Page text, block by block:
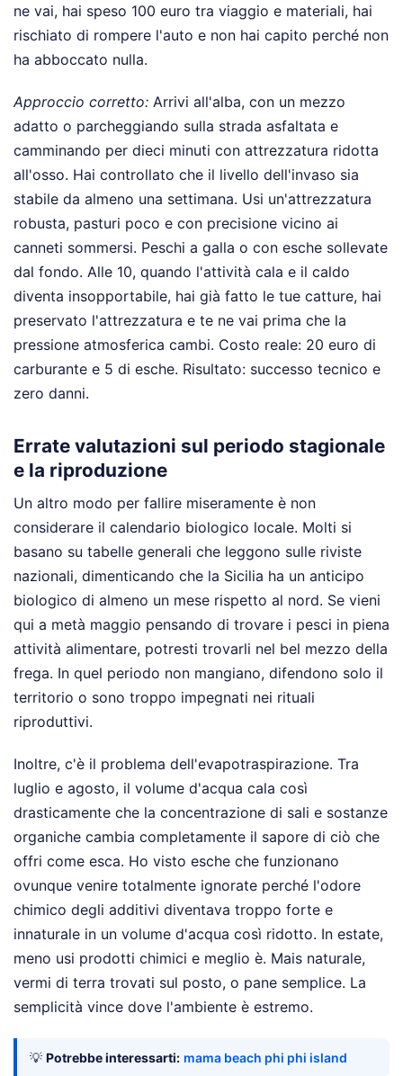
ne vai, hai speso 100 euro tra viaggio e materiali, hai
rischiato di rompere l'auto e non hai capito perché non
ha abboccato nulla.
Approccio corretto: Arrivi all'alba, con un mezzo
adatto o parcheggiando sulla strada asfaltata e
camminando per dieci minuti con attrezzatura ridotta
all'osso. Hai controllato che il livello dell'invaso sia
stabile da almeno una settimana. Usi un'attrezzatura
robusta, pasturi poco e con precisione vicino ai
canneti sommersi. Peschi a galla o con esche sollevate
dal fondo. Alle 10, quando l'attività cala e il caldo
diventa insopportabile, hai già fatto le tue catture, hai
preservato l'attrezzatura e te ne vai prima che la
pressione atmosferica cambi. Costo reale: 20 euro di
carburante e 5 di esche. Risultato: successo tecnico e
zero danni.
Errate valutazioni sul periodo stagionale
e la riproduzione
Un altro modo per fallire miseramente è non
considerare il calendario biologico locale. Molti si
basano su tabelle generali che leggono sulle riviste
nazionali, dimenticando che la Sicilia ha un anticipo
biologico di almeno un mese rispetto al nord. Se vieni
qui a metà maggio pensando di trovare i pesci in piena
attività alimentare, potresti trovarli nel bel mezzo della
frega. In quel periodo non mangiano, difendono solo il
territorio o sono troppo impegnati nei rituali
riproduttivi.
Inoltre, c'è il problema dell'evapotraspirazione. Tra
luglio e agosto, il volume d'acqua cala così
drasticamente che la concentrazione di sali e sostanze
organiche cambia completamente il sapore di ciò che
offri come esca. Ho visto esche che funzionano
ovunque venire totalmente ignorate perché l'odore
chimico degli additivi diventava troppo forte e
innaturale in un volume d'acqua così ridotto. In estate,
meno usi prodotti chimici e meglio è. Mais naturale,
vermi di terra trovati sul posto, o pane semplice. La
semplicità vince dove l'ambiente è estremo.
💡 Potrebbe interessarti: mama beach phi phi island